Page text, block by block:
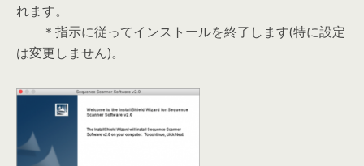
れます。
＊指示に従ってインストールを終了します(特に設定
は変更しません)。